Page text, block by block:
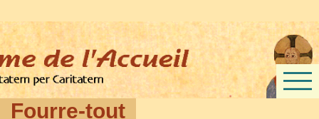
Fourre-tout